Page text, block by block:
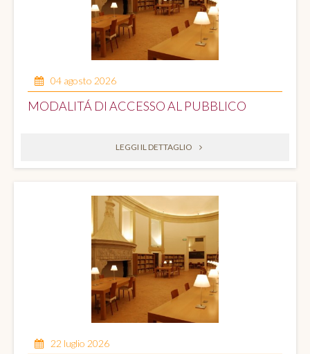
04 agosto 2026
MODALITÁ DI ACCESSO AL PUBBLICO
LEGGI IL DETTAGLIO
22 luglio 2026